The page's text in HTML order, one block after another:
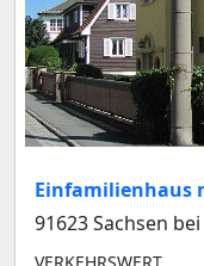
Einfamilienhaus
91623 Sachsen